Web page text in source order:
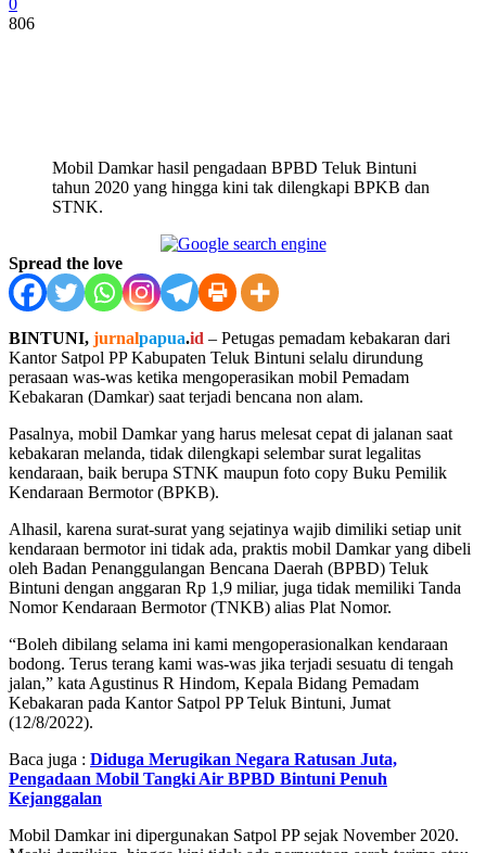
0
806
Mobil Damkar hasil pengadaan BPBD Teluk Bintuni
tahun 2020 yang hingga kini tak dilengkapi BPKB dan
STNK.
Spread the love
BINTUNI, jurnalpapua.id – Petugas pemadam kebakaran dari
Kantor Satpol PP Kabupaten Teluk Bintuni selalu dirundung
perasaan was-was ketika mengoperasikan mobil Pemadam
Kebakaran (Damkar) saat terjadi bencana non alam.
Pasalnya, mobil Damkar yang harus melesat cepat di jalanan saat
kebakaran melanda, tidak dilengkapi selembar surat legalitas
kendaraan, baik berupa STNK maupun foto copy Buku Pemilik
Kendaraan Bermotor (BPKB).
Alhasil, karena surat-surat yang sejatinya wajib dimiliki setiap unit
kendaraan bermotor ini tidak ada, praktis mobil Damkar yang dibeli
oleh Badan Penanggulangan Bencana Daerah (BPBD) Teluk
Bintuni dengan anggaran Rp 1,9 miliar, juga tidak memiliki Tanda
Nomor Kendaraan Bermotor (TNKB) alias Plat Nomor.
“Boleh dibilang selama ini kami mengoperasionalkan kendaraan
bodong. Terus terang kami was-was jika terjadi sesuatu di tengah
jalan,” kata Agustinus R Hindom, Kepala Bidang Pemadam
Kebakaran pada Kantor Satpol PP Teluk Bintuni, Jumat
(12/8/2022).
Baca juga : Diduga Merugikan Negara Ratusan Juta,
Pengadaan Mobil Tangki Air BPBD Bintuni Penuh
Kejanggalan
Mobil Damkar ini dipergunakan Satpol PP sejak November 2020.